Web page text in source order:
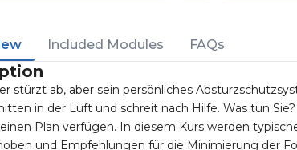
Included Modules FAQs
stürzt ab, aber sein persönliches
in der Luft und schreit nach Hilfe. Was tun
Plan verfügen. In diesem Kurs werden
und Empfehlungen für die Minimierung der